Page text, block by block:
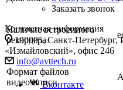
Заказать звонок
Контактная информация
190005, Санкт-
«Измайловский», офис 246
info@avttech.ru
Вконтакте
Наличие встроенного
рекордера
Формат файлов
видеозаписи